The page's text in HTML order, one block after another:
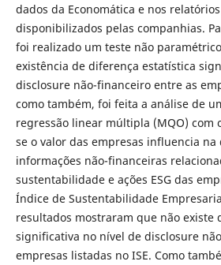
dados da Economática e nos
disponibilizados pelas companhias.
foi realizado um teste não
existência de diferença estatística
disclosure não-financeiro entre as
como também, foi feita a análise de
regressão linear múltipla (MQO) com
se o valor das empresas influencia na
informações não-financeiras
sustentabilidade e ações ESG das
Índice de Sustentabilidade
resultados mostraram que não existe
significativa no nível de disclosure
empresas listadas no ISE. Como